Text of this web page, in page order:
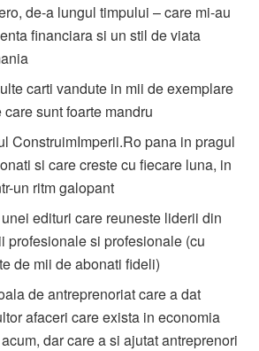
de-a lungul timpului – care mi-au
financiara si un stil de viata
carti vandute in mii de exemplare
sunt foarte mandru
ConstruimImperii.Ro pana in pragul
si care creste cu fiecare luna, in
un ritm galopant
edituri care reuneste liderii din
profesionale si profesionale (cu
de mii de abonati fideli)
de antreprenoriat care a dat
afaceri care exista in economia
dar care a si ajutat antreprenori